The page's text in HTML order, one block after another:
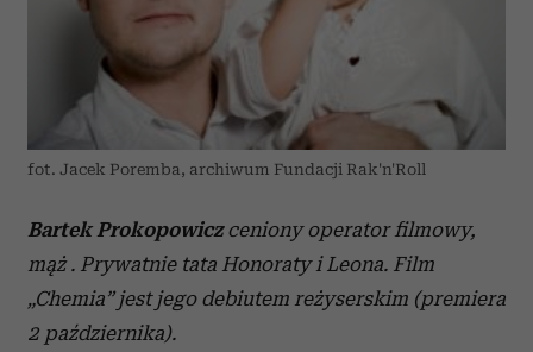
fot. Jacek Poremba, archiwum Fundacji Rak'n'Roll
Bartek Prokopowiczceniony operator filmowy,
mąż . Prywatnie tata Honoraty i Leona. Film
„Chemia” jest jego debiutem reżyserskim (premiera
2 października).